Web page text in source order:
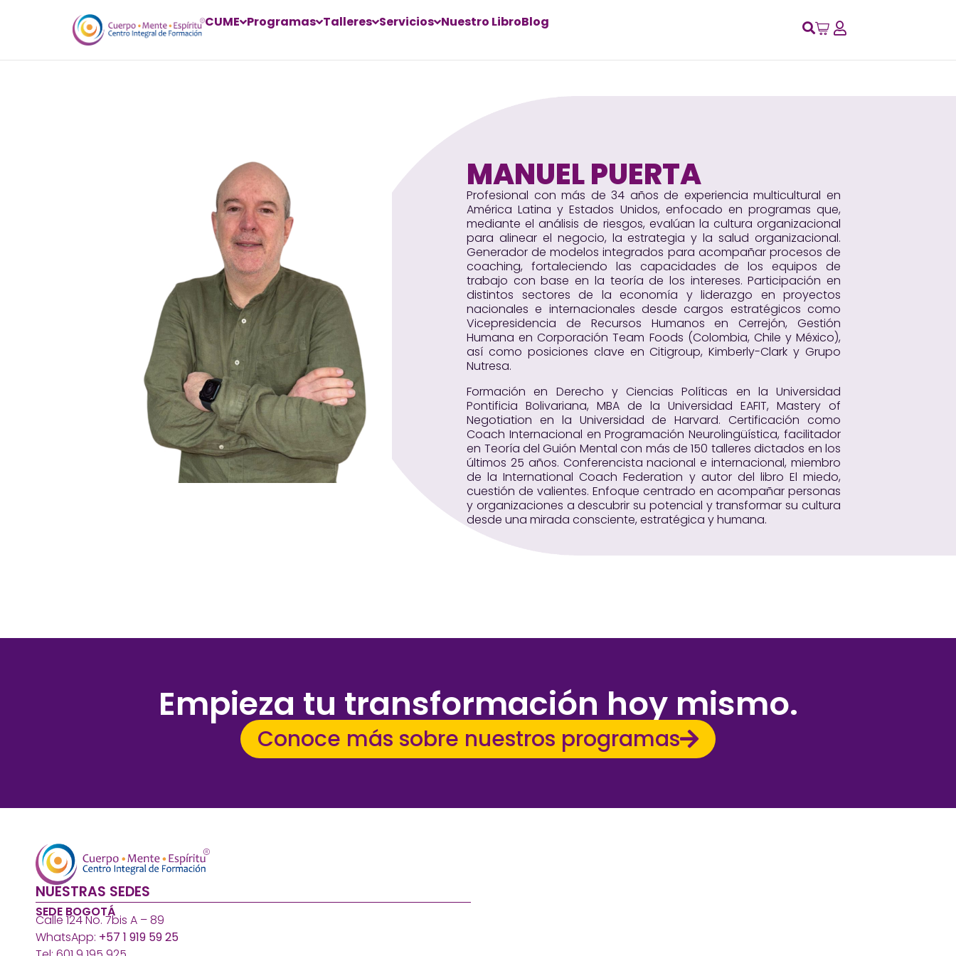
CUME Programas Talleres Servicios Nuestro LibroBlog
MANUEL PUERTA
Profesional con más de 34 años de experiencia multicultural en
América Latina y Estados Unidos, enfocado en programas que,
mediante el análisis de riesgos, evalúan la cultura organizacional
para alinear el negocio, la estrategia y la salud organizacional.
Generador de modelos integrados para acompañar procesos de
coaching, fortaleciendo las capacidades de los equipos de
trabajo con base en la teoría de los intereses. Participación en
distintos sectores de la economía y liderazgo en proyectos
nacionales e internacionales desde cargos estratégicos como
Vicepresidencia de Recursos Humanos en Cerrejón, Gestión
Humana en Corporación Team Foods (Colombia, Chile y México),
así como posiciones clave en Citigroup, Kimberly-Clark y Grupo
Nutresa.
Formación en Derecho y Ciencias Políticas en la Universidad
Pontificia Bolivariana, MBA de la Universidad EAFIT, Mastery of
Negotiation en la Universidad de Harvard. Certificación como
Coach Internacional en Programación Neurolingüística, facilitador
en Teoría del Guión Mental con más de 150 talleres dictados en los
últimos 25 años. Conferencista nacional e internacional, miembro
de la International Coach Federation y autor del libro El miedo,
cuestión de valientes. Enfoque centrado en acompañar personas
y organizaciones a descubrir su potencial y transformar su cultura
desde una mirada consciente, estratégica y humana.
Empieza tu transformación hoy mismo.
Conoce más sobre nuestros programas
NUESTRAS SEDES
SEDE BOGOTÁ
Calle 124 No. 7bis A – 89
WhatsApp: +57 1 919 59 25